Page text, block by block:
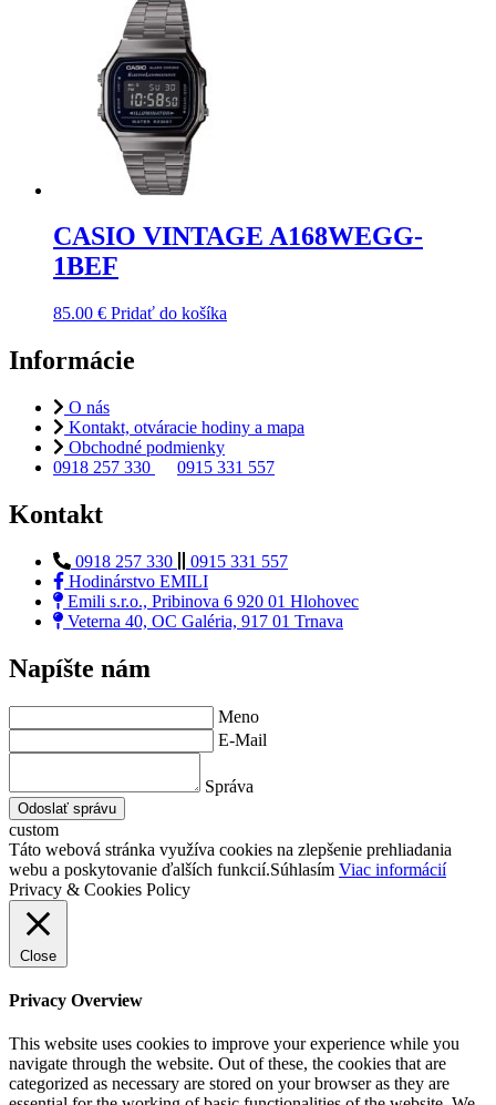
CASIO VINTAGE A168WEGG-
1BEF
85.00 € Pridať do košíka
Informácie
O nás
Kontakt, otváracie hodiny a mapa
Obchodné podmienky
0918 257 330
0915 331 557
Kontakt
0918 257 330
0915 331 557
Hodinárstvo EMILI
Emili s.r.o., Pribinova 6 920 01 Hlohovec
Veterna 40, OC Galéria, 917 01 Trnava
Napíšte nám
Meno
E-Mail
Správa
Odoslať správu
custom
Táto webová stránka využíva cookies na zlepšenie prehliadania
webu a poskytovanie ďalších funkcií.Súhlasím Viac informácií
Privacy & Cookies Policy
Close
Privacy Overview
This website uses cookies to improve your experience while you
navigate through the website. Out of these, the cookies that are
categorized as necessary are stored on your browser as they are